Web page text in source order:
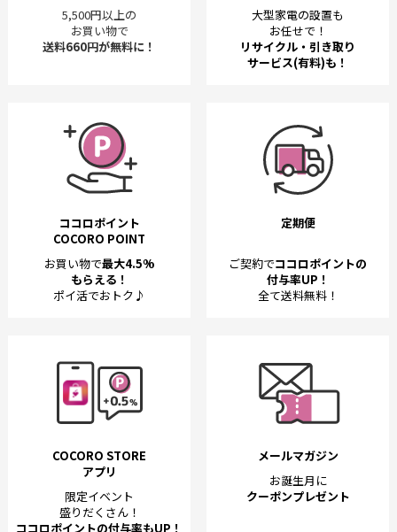
5,500円以上の
お買い物で
送料660円が無料に！
大型家電の設置も
お任せで！
リサイクル・引き取り
サービス(有料)も！
ココロポイント
COCORO POINT
お買い物で最大4.5%
もらえる！
ポイ活でおトク♪
定期便
ご契約でココロポイントの
付与率UP！
全て送料無料！
COCORO STORE
アプリ
限定イベント
盛りだくさん！
ココロポイントの付与率もUP！
メールマガジン
お誕生月に
クーポンプレゼント